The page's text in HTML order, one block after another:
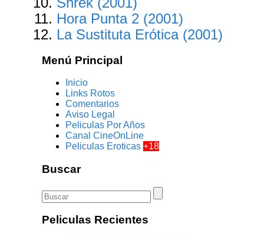
Hora Punta 2 (2001)
La Sustituta Erótica (2001)
Menú Principal
Inicio
Links Rotos
Comentarios
Aviso Legal
Peliculas Por Años
Canal CineOnLine
Peliculas Eroticas+18
Buscar
Peliculas Recientes